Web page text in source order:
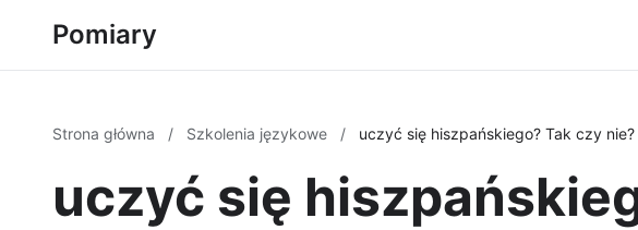
Pomiary
Strona główna / Szkolenia językowe / uczyć się hiszpańskiego? Tak czy nie?
uczyć się